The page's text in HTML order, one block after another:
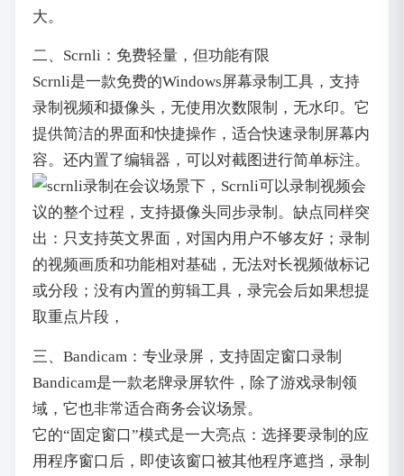
大。
二、Scrnli：免费轻量，但功能有限
Scrnli是一款免费的Windows屏幕录制工具，支持
录制视频和摄像头，无使用次数限制，无水印。它
提供简洁的界面和快捷操作，适合快速录制屏幕内
容。还内置了编辑器，可以对截图进行简单标注。
在会议场景下，Scrnli可以录制视频会
议的整个过程，支持摄像头同步录制。缺点同样突
出：只支持英文界面，对国内用户不够友好；录制
的视频画质和功能相对基础，无法对长视频做标记
或分段；没有内置的剪辑工具，录完会后如果想提
取重点片段，
三、Bandicam：专业录屏，支持固定窗口录制
Bandicam是一款老牌录屏软件，除了游戏录制领
域，它也非常适合商务会议场景。
它的“固定窗口”模式是一大亮点：选择要录制的应
用程序窗口后，即使该窗口被其他程序遮挡，录制